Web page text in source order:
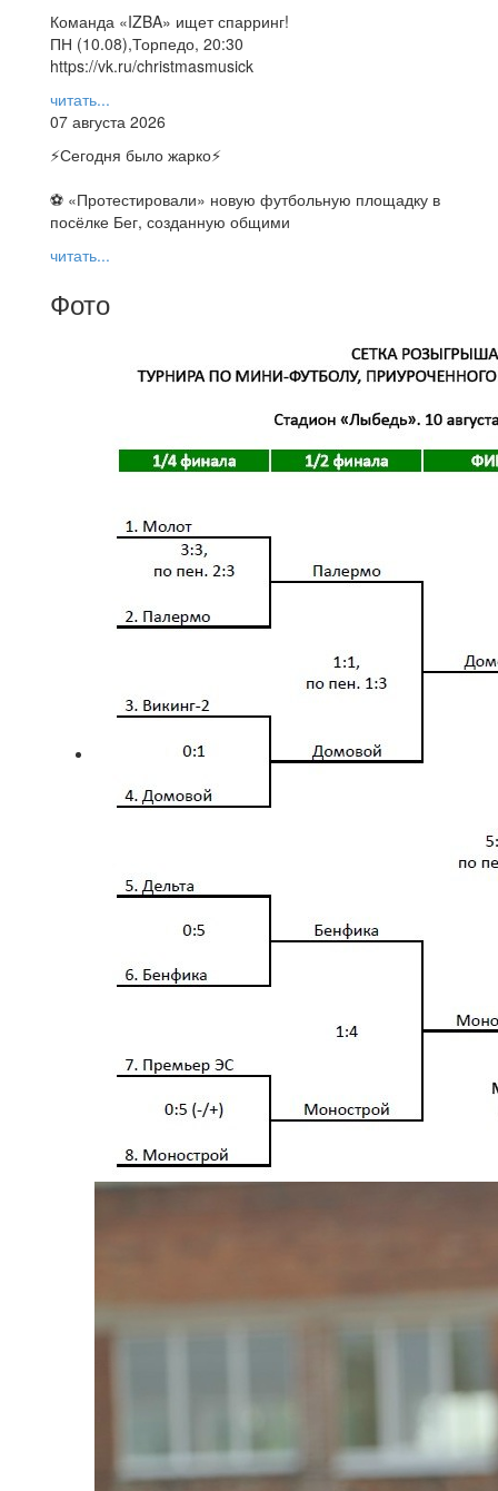
Команда «IZBA» ищет спарринг!
ПН (10.08),Торпедо, 20:30
https://vk.ru/christmasmusick
читать...
07 августа 2026
⚡️Сегодня было жарко⚡️
⚽ ️«Протестировали» новую футбольную площадку в
посёлке Бег, созданную общими
читать...
Фото